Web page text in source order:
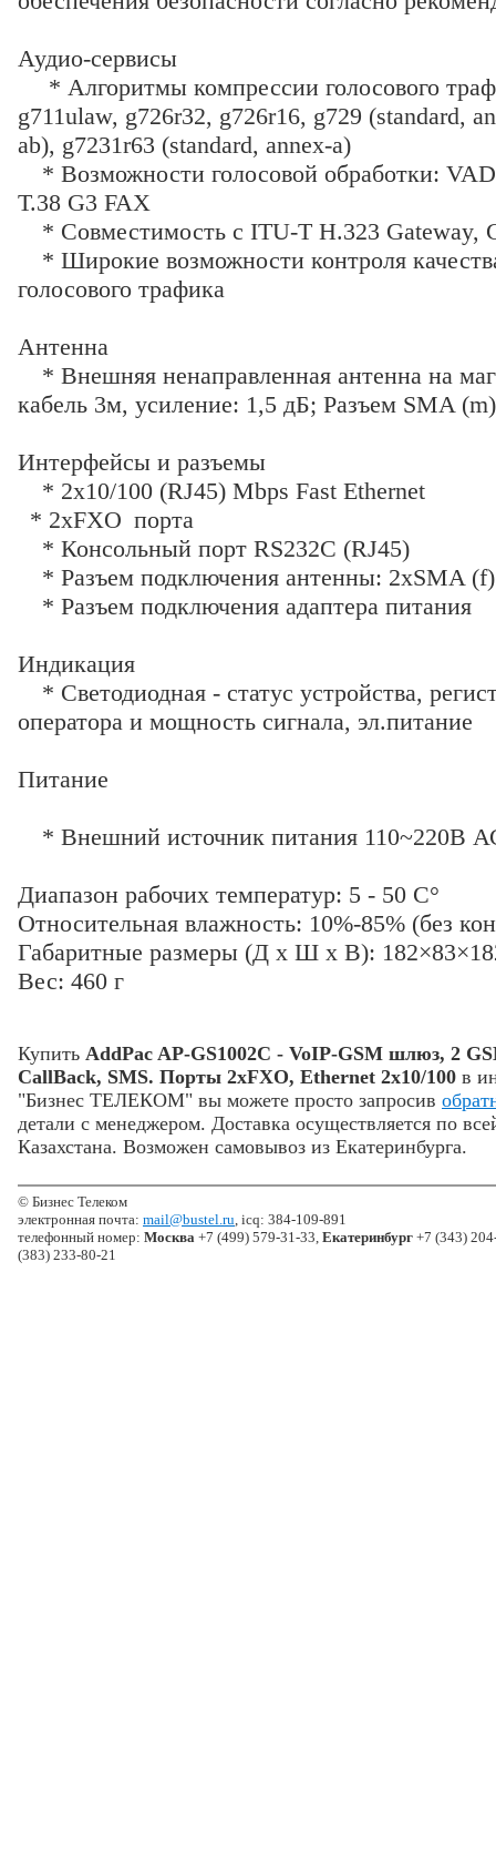
Аудио-сервисы
* Алгоритмы компрессии голосового
g711ulaw, g726r32, g726r16, g729 (standard,
ab), g7231r63 (standard, annex-a)
* Возможности голосовой обработки:
T.38 G3 FAX
* Совместимость с ITU-T H.323 Gateway,
* Широкие возможности контроля
голосового трафика
Антенна
* Внешняя ненаправленная антенна на
кабель 3м, усиление: 1,5 дБ; Разъем SMA
Интерфейсы и разъемы
* 2х10/100 (RJ45) Mbps Fast Ethernet
* 2хFXO порта
* Консольный порт RS232C (RJ45)
* Разъем подключения антенны: 2хSMA
* Разъем подключения адаптера питания
Индикация
* Светодиодная - статус устройства,
оператора и мощность сигнала, эл.питание
Питание
* Внешний источник питания 110~220В
Диапазон рабочих температур: 5 - 50 C°
Относительная влажность: 10%-85% (без
Габаритные размеры (Д x Ш x В):
Вес: 460 г
Купить AddPac AP-GS1002C - VoIP-GSM шлюз, 2
CallBack, SMS. Порты 2хFXO, Ethernet 2x10/100 в
"Бизнес ТЕЛЕКОМ" вы можете просто запросив
детали с менеджером. Доставка осуществляется по
Казахстана. Возможен самовывоз из Екатеринбурга.
© Бизнес Телеком
электронная почта: mail@bustel.ru, icq: 384-109-891
телефонный номер: Москва +7 (499) 579-31-33, Екатеринбург +7 (343)
(383) 233-80-21